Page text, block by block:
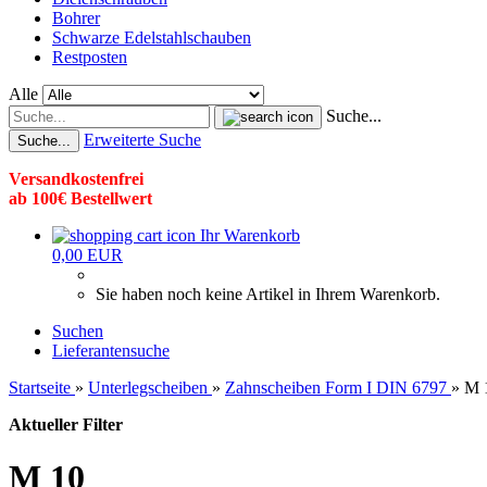
Bohrer
Schwarze Edelstahlschauben
Restposten
Alle
Suche...
Suche... Erweiterte Suche
Versandkostenfrei
ab 100€ Bestellwert
Ihr Warenkorb
0,00 EUR
Sie haben noch keine Artikel in Ihrem Warenkorb.
Suchen
Lieferantensuche
Startseite » Unterlegscheiben » Zahnscheiben Form I DIN 6797 » M
Aktueller Filter
M 10